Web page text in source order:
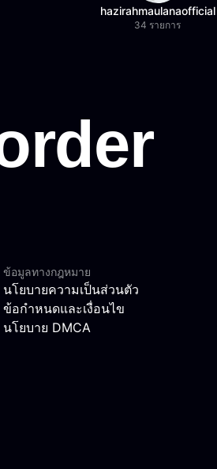
hazirahmaulanaofficial
34 รายการ
ข้อมูลทางกฎหมาย
นโยบายความเป็นส่วนตัว
ข้อกำหนดและเงื่อนไข
นโยบาย DMCA